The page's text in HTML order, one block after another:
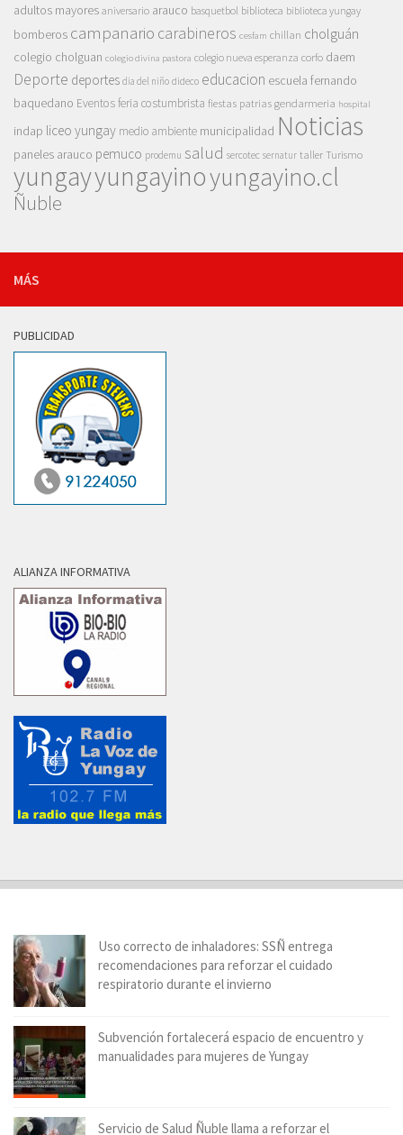
adultos mayores aniversario arauco basquetbol biblioteca biblioteca yungay
bomberos campanario carabineros cesfam chillan cholguán
colegio cholguan colegio divina pastora colegio nueva esperanza corfo daem
Deporte deportes dia del niño dideco educacion escuela fernando
baquedano Eventosferia costumbrista fiestas patrias gendarmeria hospital
indap liceo yungay medio ambiente municipalidad Noticias
paneles arauco pemuco prodemu salud sercotec sernatur taller Turismo
yungayyungayinoyungayino.cl
Ñuble
MÁS
PUBLICIDAD
ALIANZA INFORMATIVA
Uso correcto de inhaladores: SSÑ entrega
recomendaciones para reforzar el cuidado
respiratorio durante el invierno
Subvención fortalecerá espacio de encuentro y
manualidades para mujeres de Yungay
Servicio de Salud Ñuble llama a reforzar el